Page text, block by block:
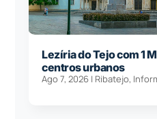
Lezíria do Tejo com 1
centros urbanos
Ago 7, 2026 | Ribatejo,